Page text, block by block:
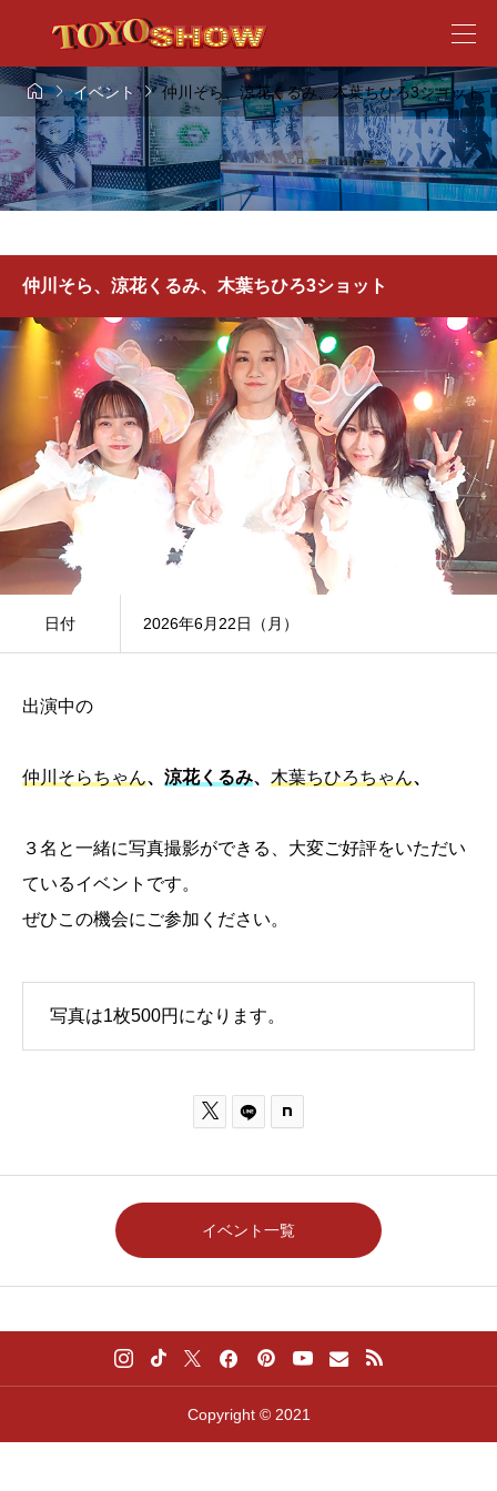
イベント仲川そら、涼花くるみ、木葉ちひろ3ショット
仲川そら、涼花くるみ、木葉ちひろ3ショット
日付 2026年6月22日（月）
出演中の
仲川そらちゃん、 涼花くるみ、 木葉ちひろちゃん、
３名と一緒に写真撮影ができる、大変ご好評をいただい
ているイベントです。
ぜひこの機会にご参加ください。
写真は1枚500円になります。

イベント一覧
Copyright © 2021